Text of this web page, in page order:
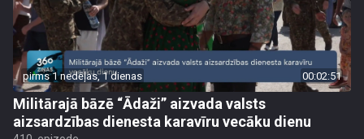
pirms 1 nedēļas, 1 dienas 00:02:51
Militārajā bāzē “Ādaži” aizvada valsts
aizsardzības dienesta karavīru vecāku dienu